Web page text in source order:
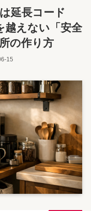
延長コード
越えない「安全
の作り方
15